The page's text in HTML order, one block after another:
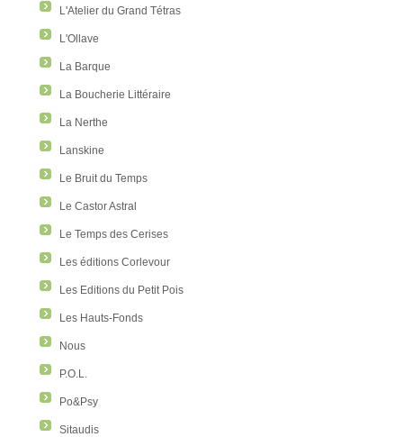
L'Atelier du Grand Tétras
L'Ollave
La Barque
La Boucherie Littéraire
La Nerthe
Lanskine
Le Bruit du Temps
Le Castor Astral
Le Temps des Cerises
Les éditions Corlevour
Les Editions du Petit Pois
Les Hauts-Fonds
Nous
P.O.L.
Po&Psy
Sitaudis